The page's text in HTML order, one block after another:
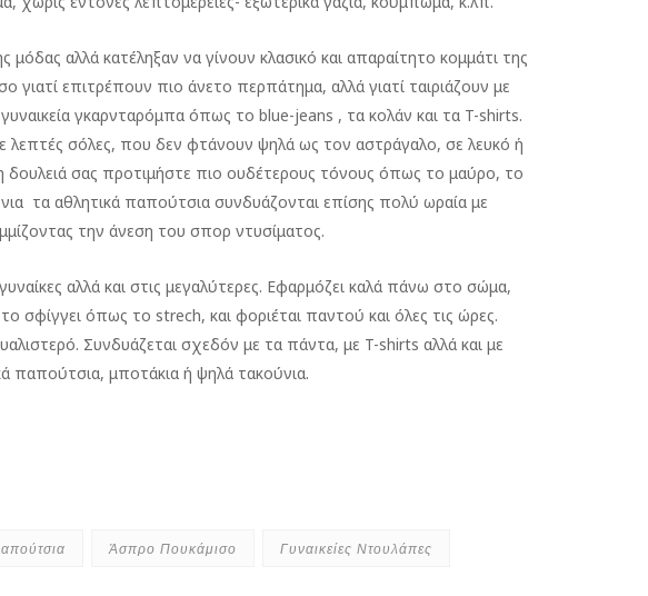
αλλά κατέληξαν να γίνουν κλασικό και απαραίτητο κομμάτι της
γιατί επιτρέπουν πιο άνετο περπάτημα, αλλά γιατί ταιριάζουν με
γκαρνταρόμπα όπως το blue-jeans , τα κολάν και τα T-shirts.
λεπτές σόλες, που δεν φτάνουν ψηλά ως τον αστράγαλο, σε λευκό ή
σας προτιμήστε πιο ουδέτερους τόνους όπως το μαύρο, το
τα αθλητικά παπούτσια συνδυάζονται επίσης πολύ ωραία με
την άνεση του σπορ ντυσίματος.
αλλά και στις μεγαλύτερες. Εφαρμόζει καλά πάνω στο σώμα,
σφίγγει όπως το strech, και φοριέται παντού και όλες τις ώρες.
Συνδυάζεται σχεδόν με τα πάντα, με T-shirts αλλά και με
παπούτσια, μποτάκια ή ψηλά τακούνια.
Άσπρο Πουκάμισο Γυναικείες Ντουλάπες